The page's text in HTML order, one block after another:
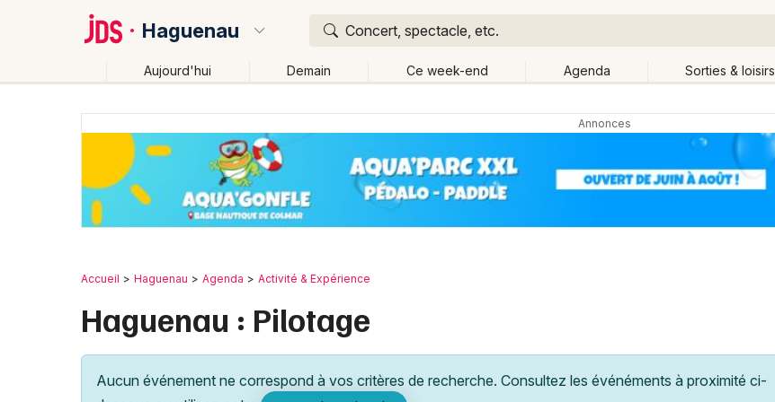
Haguenau Concert, spectacle, etc.
Aujourd'hui Demain Ce week-end Agenda Sorties & loisirs
Publier un événement
Grands événements
Foires & salons
Bordeaux
Marseille
Accueil Haguenau Agenda Activité & Expérience
Haguenau : Pilotage
Aucun événement ne correspond à vos critères de recherche. Consultez les événéments à proximité ci-
Haguenau et alentours Bas-Rhin (67) Partout
Quand ?